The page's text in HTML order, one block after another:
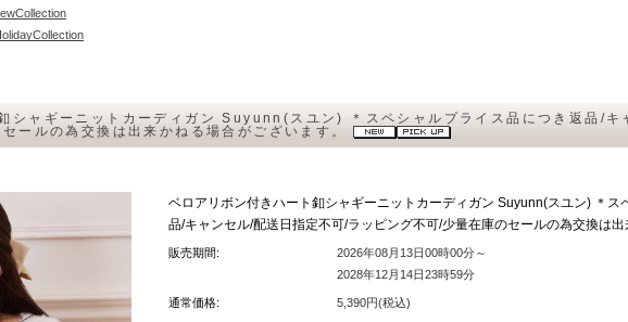
シャギーニットカーディガン Suyunn(スユン) ＊スペシャルプライス品につき返品/キ
ールの為交換は出来かねる場合がございます。
ベロアリボン付きハート釦シャギーニットカーディガン Suyunn(スユン) ＊ス
品/キャンセル/配送日指定不可/ラッピング不可/少量在庫のセールの為交換は出
販売期間:
2026年08月13日00時00分～
2028年12月14日23時59分
通常価格: 5,390円(税込)